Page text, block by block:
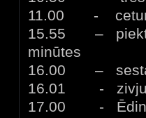
11.00 -
15.55 –
minūtes
16.00 –
16.01 - zivju
17.00 -